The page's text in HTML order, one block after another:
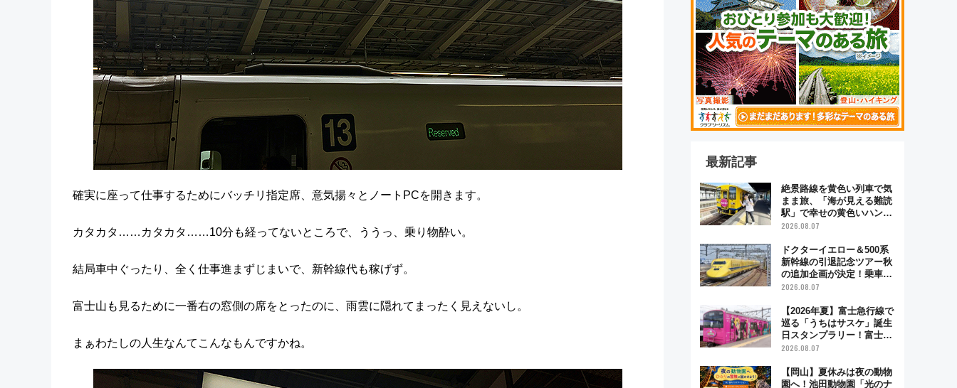
確実に座って仕事するためにバッチリ指定席、意気揚々とノートPCを開きます。
カタカタ……カタカタ……10分も経ってないところで、ううっ、乗り物酔い。
結局車中ぐったり、全く仕事進まずじまいで、新幹線代も稼げず。
富士山も見るために一番右の窓側の席をとったのに、雨雲に隠れてまったく見えないし。
まぁわたしの人生なんてこんなもんですかね。
最新記事
絶景路線を黄色い列車で気
まま旅、「海が見える難読
駅」で幸せの黄色いハンカ
チに願いを 「新・鉄道ひ
「島原鉄道」
2026.08.07
ドクターイエロー＆500系
新幹線の引退記念ツアー秋
の追加企画が決定！乗車体
験やグッズ・ホテル情報ま
2026.08.07
【2026年夏】富士急行線で
巡る「うちはサスケ」誕生
日スタンプラリー！富士急
ハイランド限定グルメ＆グ
2026.08.07
【岡山】夏休みは夜の動物
園へ！池田動物園「光のナ